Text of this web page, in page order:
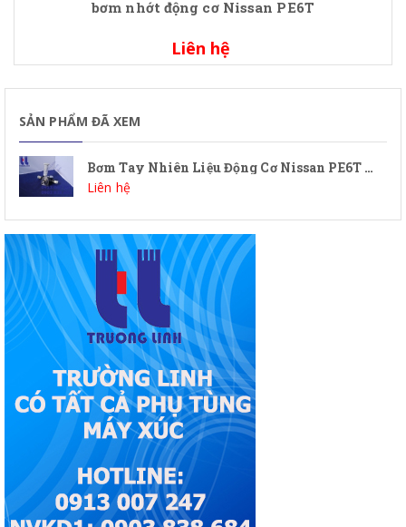
bơm nhớt động cơ Nissan PE6T
Liên hệ
SẢN PHẨM ĐÃ XEM
Bơm Tay Nhiên Liệu Động Cơ Nissan PE6T Máy Xúc Lật Kawasaki - Phụ Tùng Động Cơ Xúc Lật
Liên hệ